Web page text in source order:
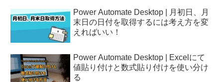
Power Automate Desktop | 月初日、月
末日の日付を取得するには考え方を変
えればいい！
Power Automate Desktop | Excelにて
値貼り付けと数式貼り付けを使い分け
る